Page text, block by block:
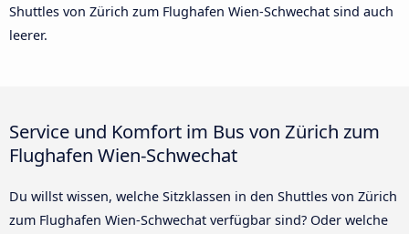
Shuttles von Zürich zum Flughafen Wien-Schwechat sind auch
leerer.
Service und Komfort im Bus von Zürich zum
Flughafen Wien-Schwechat
Du willst wissen, welche Sitzklassen in den Shuttles von Zürich
zum Flughafen Wien-Schwechat verfügbar sind? Oder welche